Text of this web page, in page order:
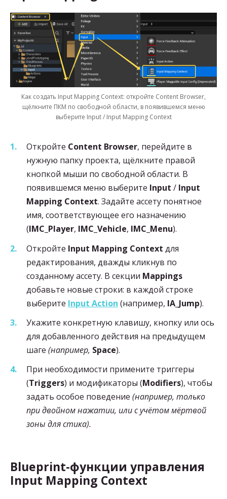
Как создать Input Mapping Context: откройте Content Browser,
щёлкните ПКМ по свободной области, в появившемся меню
выберите Input / Input Mapping Context
Откройте Content Browser, перейдите в
нужную папку проекта, щёлкните правой
кнопкой мыши по свободной области. В
появившемся меню выберите Input / Input
Mapping Context. Задайте ассету понятное
имя, соответствующее его назначению
(IMC_Player, IMC_Vehicle, IMC_Menu).
Откройте Input Mapping Context для
редактирования, дважды кликнув по
созданному ассету. В секции Mappings
добавьте новые строки: в каждой строке
выберите Input Action (например, IA_Jump).
Укажите конкретную клавишу, кнопку или ось
для добавленного действия на предыдущем
шаге (например, Space).
При необходимости примените триггеры
(Triggers) и модификаторы (Modifiers), чтобы
задать особое поведение (например, только
при двойном нажатии, или с учётом мёртвой
зоны для стика).
Blueprint-функции управления
Input Mapping Context